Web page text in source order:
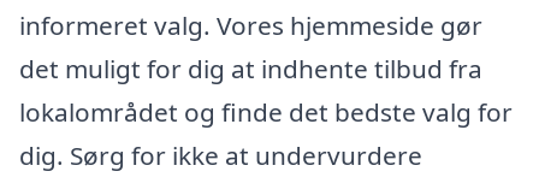
informeret valg. Vores hjemmeside gør
det muligt for dig at indhente tilbud fra
lokalområdet og finde det bedste valg for
dig. Sørg for ikke at undervurdere